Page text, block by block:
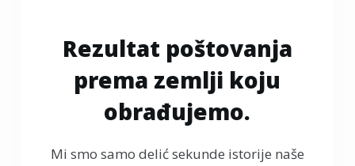
Rezultat poštovanja
prema zemlji koju
obrađujemo.
Mi smo samo delić sekunde istorije naše